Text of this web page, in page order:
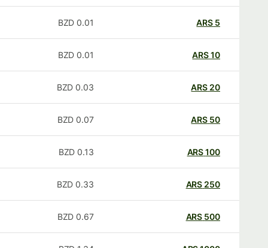
ARS
0.01
BZD
ARS
0.01
BZD
20
ARS
0.03
BZD
50
ARS
0.07
BZD
100
ARS
0.13
BZD
250
ARS
0.33
BZD
500
ARS
0.67
BZD